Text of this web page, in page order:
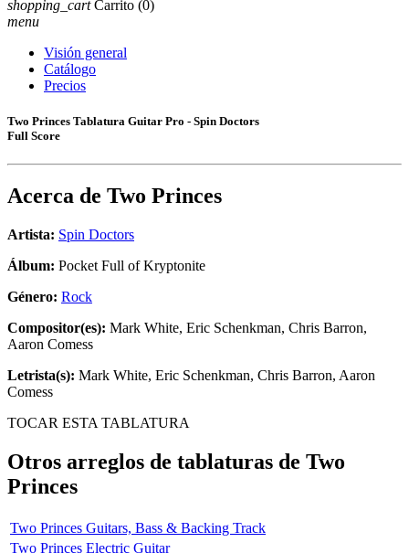
shopping_cart Carrito (0)
menu
Visión general
Catálogo
Precios
Two Princes Tablatura Guitar Pro - Spin Doctors
Full Score
Acerca de Two Princes
Artista: Spin Doctors
Álbum: Pocket Full of Kryptonite
Género: Rock
Compositor(es): Mark White, Eric Schenkman, Chris Barron,
Aaron Comess
Letrista(s): Mark White, Eric Schenkman, Chris Barron, Aaron
Comess
TOCAR ESTA TABLATURA
Otros arreglos de tablaturas de Two
Princes
Two Princes Guitars, Bass & Backing Track
Two Princes Electric Guitar